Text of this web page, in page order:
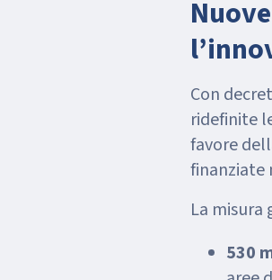
Con
ridefinite
favore
finanziate
La misura
530